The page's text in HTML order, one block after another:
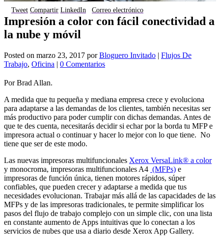
Tweet Compartir LinkedIn Correo electrónico
Impresión a color con fácil conectividad a
la nube y móvil
Posted on marzo 23, 2017 porBloguero Invitado | Flujos De
Trabajo, Oficina | 0 Comentarios
Por Brad Allan.
A medida que tu pequeña y mediana empresa crece y evoluciona
para adaptarse a las demandas de los clientes, también necesitas ser
más productivo para poder cumplir con dichas demandas. Antes de
que te des cuenta, necesitarás decidir si echar por la borda tu MFP e
impresora actual o continuar y hacer lo mejor con lo que tiene. No
tiene que ser de este modo.
Las nuevas impresoras multifuncionales Xerox VersaLink® a color
y monocroma, impresoras multifuncionales A4 (MFPs) e
impresoras de función única, tienen motores rápidos, súper
confiables, que pueden crecer y adaptarse a medida que tus
necesidades evolucionan. Trabajar más allá de las capacidades de las
MFPs y de las impresoras tradicionales, te permite simplificar los
pasos del flujo de trabajo complejo con un simple clic, con una lista
en constante aumento de Apps intuitivas que lo conectan a los
servicios de nubes que usa a diario desde Xerox App Gallery.